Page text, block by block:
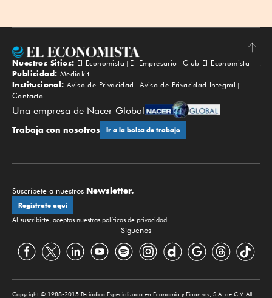
Subir
Nuestros Sitios: El Economista El Empresario
Club El Economista
Publicidad: Mediakit
Institucional: Aviso de Privacidad
Aviso de Privacidad Integral
Contacto
Una empresa de Nacer Global
Trabaja con nosotros Ir a la bolsa de trabajo
Suscríbete a nuestros Newsletter.
Regístrate aquí
Al suscribirte, aceptas nuestras políticas de privacidad
Síguenos
Copyright © 1988-2015 Periódico Especializado en Economía y Finanzas, S.A. de C.V. All